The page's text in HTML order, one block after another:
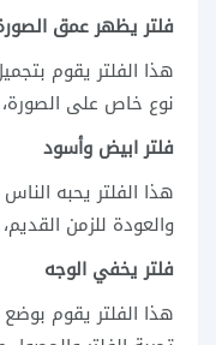
فلتر يظهر عمق
هذا الفلتر يقوم
نوع خاص على
فلتر ابيض وأسود
هذا الفلتر يحبه
والعودة للزمن
فلتر يخفي الوجه
هذا الفلتر يقوم